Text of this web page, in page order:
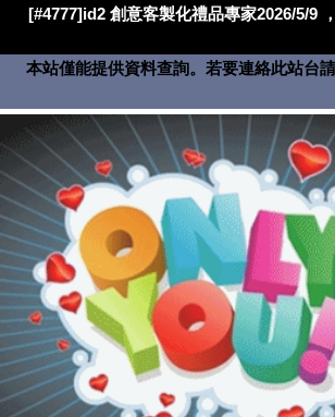
[#4777]id2 創意客製化禮品專家2026/5/9
本站僅能提供資料查詢。若要連絡此站台